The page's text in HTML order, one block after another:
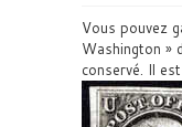
Vous pouvez
Washington »
conservé. Il